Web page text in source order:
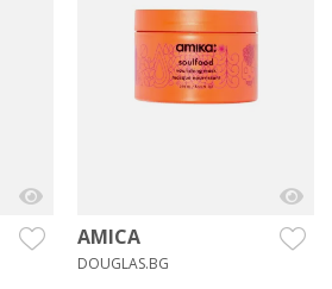
AMICA
DOUGLAS.BG